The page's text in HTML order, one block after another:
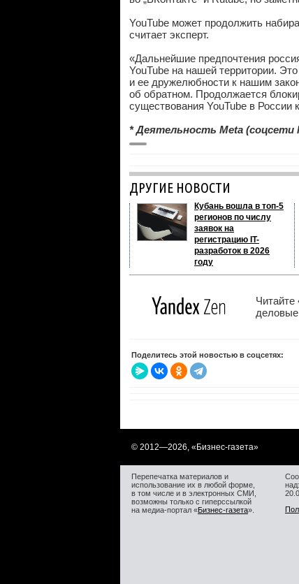
YouTube может продолжить
считает эксперт.
«Дальнейшие предпочтения
YouTube на нашей территории.
и ее дружелюбности к нашим
об обратном. Продолжается
существования YouTube в
* Деятельность Meta (соцсети
ДРУГИЕ НОВОСТИ
Кубань вошла в топ-5
регионов по числу
заявок на
регистрацию IT-
разработок в 2026
году
Читайте
деловые
Поделитесь этой новостью в соцсетях:
© 2012—2026, «Бизнес-газета»
Перепечатка материалов и
использование их в любой форме,
в том числе и в электронных СМИ,
возможны только с гиперссылкой
на медиа-портал «Бизнес-газета».